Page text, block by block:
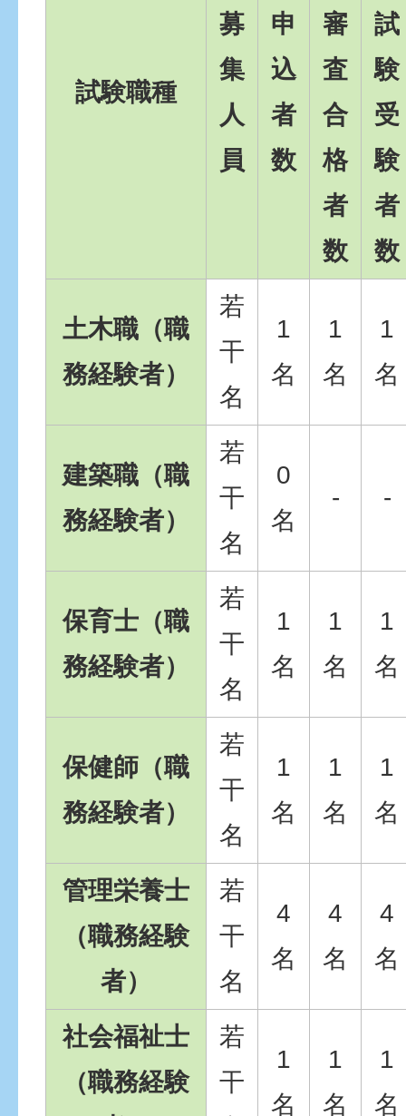
試験職種
募
集
人
員
申
込
者
数
審
査
合
格
者
数
試
験
受
験
者
数
土木職（職
務経験者）
若
干
名
1
名
1
名
1
名
建築職（職
務経験者）
若
干
名
0
名
- -
保育士（職
務経験者）
若
干
名
1
名
1
名
1
名
保健師（職
務経験者）
若
干
名
1
名
1
名
1
名
管理栄養士
（職務経験
者）
若
干
名
4
名
4
名
4
名
社会福祉士
（職務経験
若
干
1
名
1
名
1
名